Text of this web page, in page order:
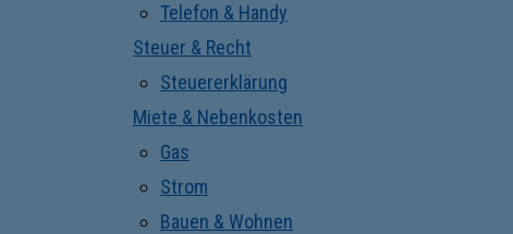
Telefon & Handy
Steuer & Recht
Steuererklärung
Miete & Nebenkosten
Gas
Strom
Bauen & Wohnen